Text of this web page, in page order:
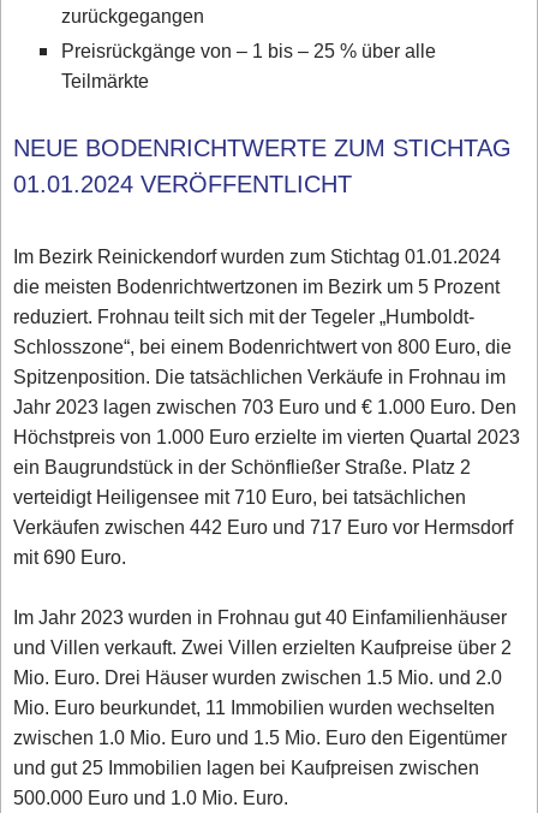
zurückgegangen
Preisrückgänge von – 1 bis – 25 % über alle
Teilmärkte
NEUE BODENRICHTWERTE ZUM STICHTAG
01.01.2024 VERÖFFENTLICHT
Im Bezirk Reinickendorf wurden zum Stichtag 01.01.2024
die meisten Bodenrichtwertzonen im Bezirk um 5 Prozent
reduziert. Frohnau teilt sich mit der Tegeler „Humboldt-
Schlosszone“, bei einem Bodenrichtwert von 800 Euro, die
Spitzenposition. Die tatsächlichen Verkäufe in Frohnau im
Jahr 2023 lagen zwischen 703 Euro und € 1.000 Euro. Den
Höchstpreis von 1.000 Euro erzielte im vierten Quartal 2023
ein Baugrundstück in der Schönfließer Straße. Platz 2
verteidigt Heiligensee mit 710 Euro, bei tatsächlichen
Verkäufen zwischen 442 Euro und 717 Euro vor Hermsdorf
mit 690 Euro.
Im Jahr 2023 wurden in Frohnau gut 40 Einfamilienhäuser
und Villen verkauft. Zwei Villen erzielten Kaufpreise über 2
Mio. Euro. Drei Häuser wurden zwischen 1.5 Mio. und 2.0
Mio. Euro beurkundet, 11 Immobilien wurden wechselten
zwischen 1.0 Mio. Euro und 1.5 Mio. Euro den Eigentümer
und gut 25 Immobilien lagen bei Kaufpreisen zwischen
500.000 Euro und 1.0 Mio. Euro.